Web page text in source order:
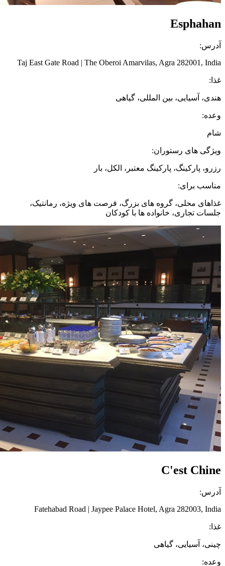
Esphahan
آدرس:
Taj East Gate Road | The Oberoi Amarvilas, Agra 282001, India
غذا:
هندی، آسیایی، بین المللی، گیاهی
وعده:
شام
ویژگی های رستوران:
رزرو، پارکینگ، پارکینگ معتبر، الکل، بار
مناسب برای:
غذاهای محلی، گروه های بزرگ، فرصت های ویژه، رمانتیک،
جلسات تجاری، خانواده ها با کودکان
C'est Chine
آدرس:
Fatehabad Road | Jaypee Palace Hotel, Agra 282003, India
غذا:
چینی، آسیایی، گیاهی
وعده: